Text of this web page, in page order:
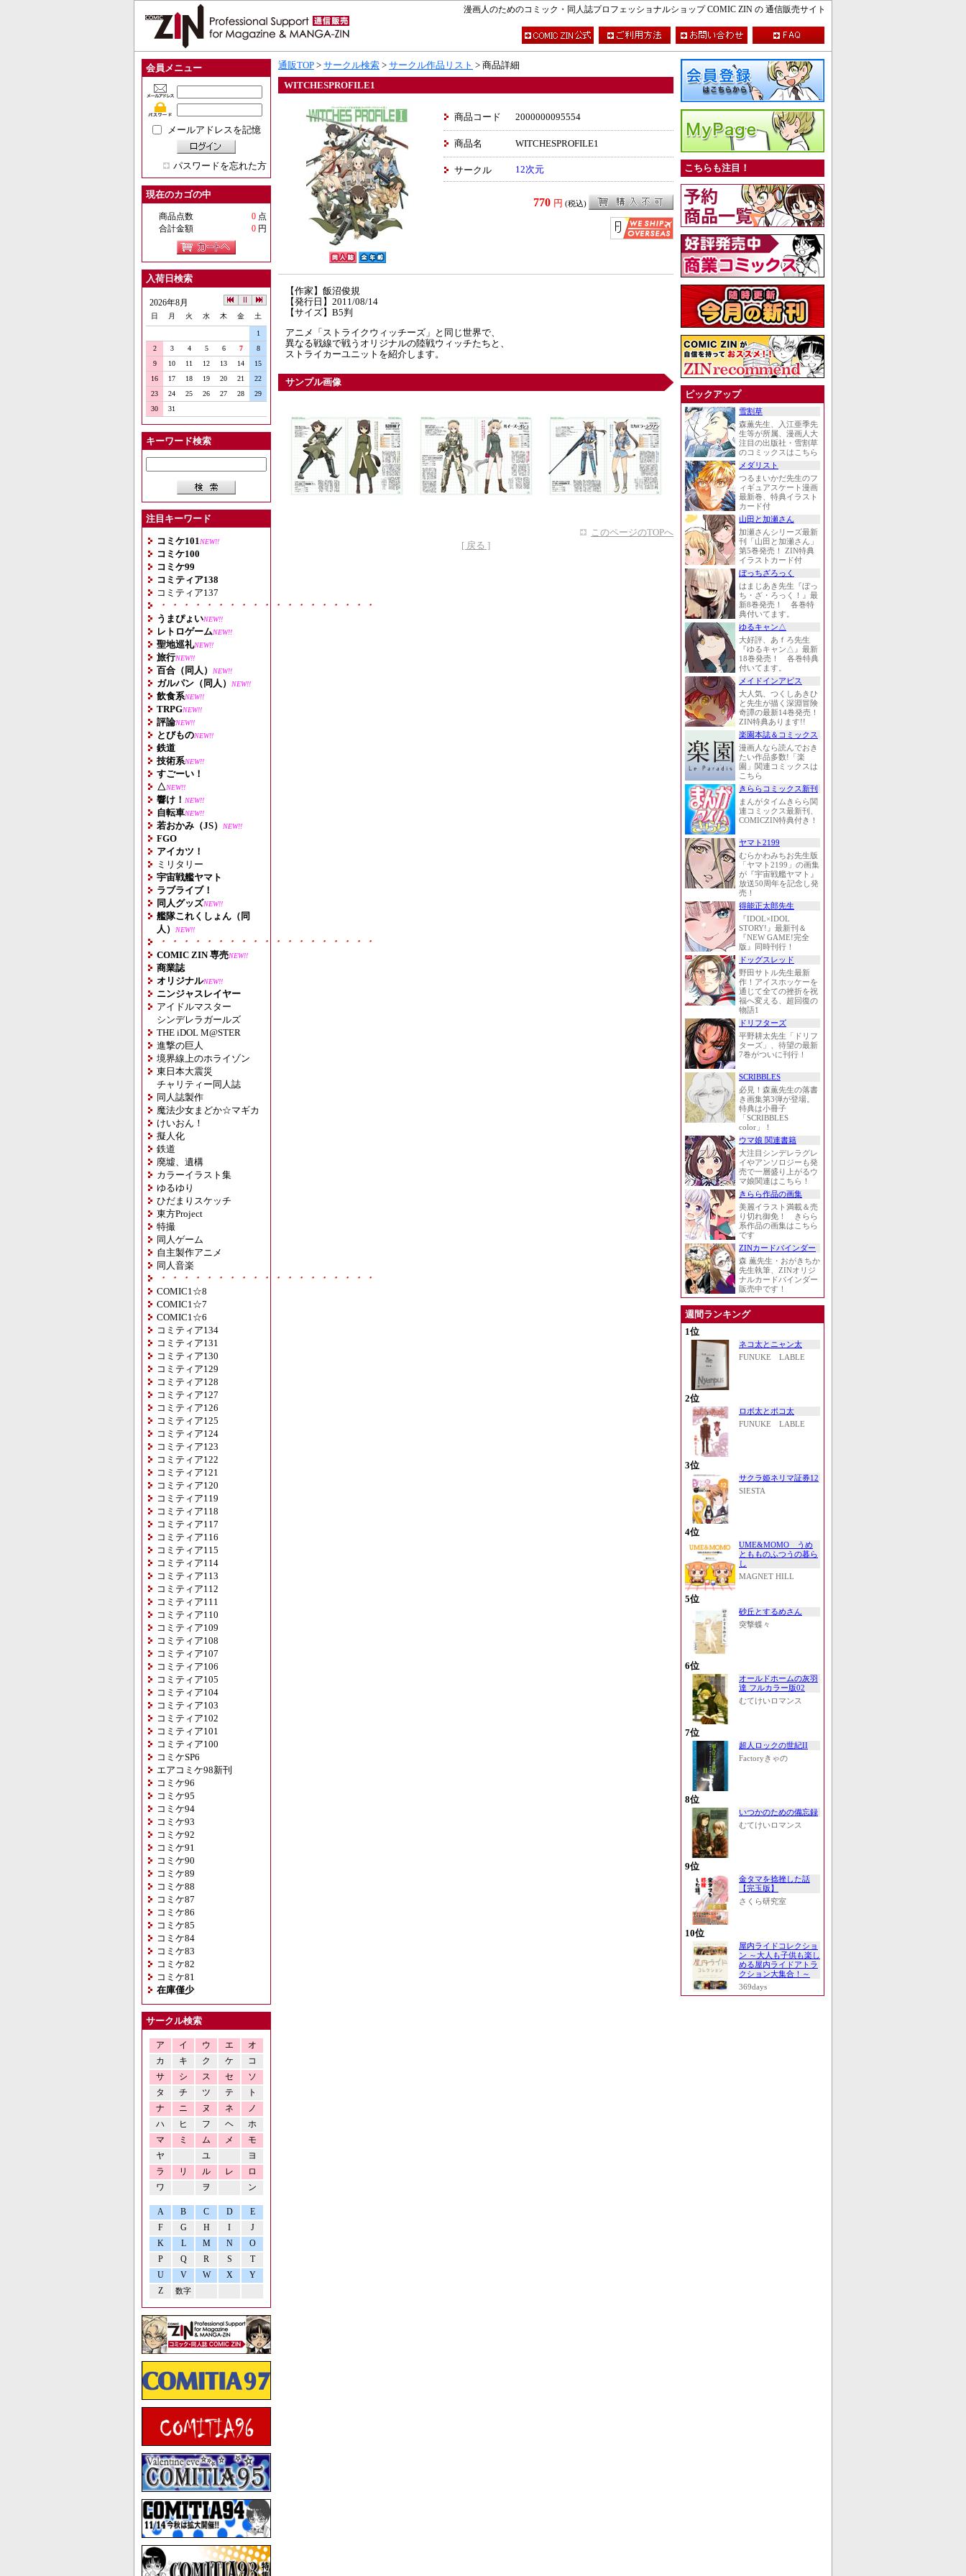
漫画人のためのコミック・同人誌プロフェッショナルショップ COMIC ZIN の 通信販売サイト
会員メニュー
メールアドレスを記憶
パスワードを忘れた方
現在のカゴの中
商品点数 0 点
合計金額
0 円
入荷日検索
2026年8月
日 月 火 水 木 金 土
1
2
3 4 5 6 7
8
9
10 11 12 13 14
15
16
17 18 19 20 21
22
23
24 25 26 27 28
29
30
31
キーワード検索
注目キーワード
コミケ101 NEW!!
コミケ100
コミケ99
コミティア138
コミティア137
・・・・・・・・・・・・・・・・・・・
うまぴょいNEW!!
レトロゲームNEW!!
聖地巡礼NEW!!
旅行NEW!!
百合（同人） NEW!!
ガルパン（同人） NEW!!
飲食系NEW!!
TRPGNEW!!
評論NEW!!
とびものNEW!!
鉄道
技術系NEW!!
すごーい！
△NEW!!
響け！ NEW!!
自転車NEW!!
若おかみ（JS） NEW!!
FGO
アイカツ！
ミリタリー
宇宙戦艦ヤマト
ラブライブ！
同人グッズNEW!!
艦隊これくしょん（同
人）
NEW!!
・・・・・・・・・・・・・・・・・・・
COMIC ZIN 専売NEW!!
商業誌
オリジナルNEW!!
ニンジャスレイヤー
アイドルマスター
シンデレラガールズ
THE iDOL M@STER
進撃の巨人
境界線上のホライゾン
東日本大震災
チャリティー同人誌
同人誌製作
魔法少女まどか☆マギカ
けいおん！
擬人化
鉄道
廃墟、遺構
カラーイラスト集
ゆるゆり
ひだまりスケッチ
東方Project
特撮
同人ゲーム
自主製作アニメ
同人音楽
・・・・・・・・・・・・・・・・・・・
COMIC1☆8
COMIC1☆7
COMIC1☆6
コミティア134
コミティア131
コミティア130
コミティア129
コミティア128
コミティア127
コミティア126
コミティア125
コミティア124
コミティア123
コミティア122
コミティア121
コミティア120
コミティア119
コミティア118
コミティア117
コミティア116
コミティア115
コミティア114
コミティア113
コミティア112
コミティア111
コミティア110
コミティア109
コミティア108
コミティア107
コミティア106
コミティア105
コミティア104
コミティア103
コミティア102
コミティア101
コミティア100
コミケSP6
エアコミケ98新刊
コミケ96
コミケ95
コミケ94
コミケ93
コミケ92
コミケ91
コミケ90
コミケ89
コミケ88
コミケ87
コミケ86
コミケ85
コミケ84
コミケ83
コミケ82
コミケ81
在庫僅少
サークル検索
ア イ ウ エ
オ
カ
キ ク ケ
コ
サ
シ ス セ
ソ
タ
チ ツ テ
ト
ナ
ニ ヌ ネ
ノ
ハ
ヒ フ ヘ
ホ
マ
ミ ム メ
モ
ヤ
ユ
ヨ
ラ
リ ル レ
ロ
ワ
ヲ ン
A B C D
E
F
G H I
J
K
L M N
O
P
Q R S
T
U
V W X
Y
Z
数字
通販TOP > サークル検索 > サークル作品リスト > 商品詳細
WITCHESPROFILE1
商品コード 2000000095554
商品名 WITCHESPROFILE1
サークル 12次元
770 円 (税込)
【作家】飯沼俊規
【発行日】2011/08/14
【サイズ】B5判
アニメ「ストライクウィッチーズ」と同じ世界で、
異なる戦線で戦うオリジナルの陸戦ウィッチたちと、
ストライカーユニットを紹介します。
サンプル画像
このページのTOPへ
[ 戻る ]
こちらも注目！
ピックアップ
雪割草
森薫先生、入江亜季先
生等が所属、漫画人大
注目の出版社・雪割草
のコミックスはこちら
メダリスト
つるまいかだ先生のフ
ィギュアスケート漫画
最新巻、特典イラスト
カード付
山田と加瀬さん
加瀬さんシリーズ最新
刊「山田と加瀬さん」
第5巻発売！ ZIN特典
イラストカード付
ぼっちざろっく
はまじあき先生『ぼっ
ち・ざ・ろっく！』最
新8巻発売！ 各巻特
典付いてます。
ゆるキャン△
大好評、あｆろ先生
『ゆるキャン△』最新
18巻発売！ 各巻特典
付いてます。
メイドインアビス
大人気、つくしあきひ
と先生が描く深淵冒険
奇譚の最新14巻発売！
ZIN特典あります!!
楽園本誌＆コミックス
漫画人なら読んでおき
たい作品多数!「楽
園」関連コミックスは
こちら
きららコミックス新刊
まんがタイムきらら関
連コミックス最新刊、
COMICZIN特典付き！
ヤマト2199
むらかわみちお先生版
「ヤマト2199」の画集
が『宇宙戦艦ヤマト』
放送50周年を記念し発
売！
得能正太郎先生
『IDOL×IDOL
STORY!』最新刊＆
『NEW GAME!完全
版』同時刊行！
ドッグスレッド
野田サトル先生最新
作！アイスホッケーを
通じて全ての挫折を祝
福へ変える、超回復の
物語1
ドリフターズ
平野耕太先生「ドリフ
ターズ」、待望の最新
7巻がついに刊行！
SCRIBBLES
必見！森薫先生の落書
き画集第3弾が登場。
特典は小冊子
「SCRIBBLES
color」！
ウマ娘 関連書籍
大注目シンデレラグレ
イやアンソロジーも発
売で一層盛り上がるウ
マ娘関連はこちら！
きらら作品の画集
美麗イラスト満載＆売
り切れ御免！ きらら
系作品の画集はこちら
です
ZINカードバインダー
森 薫先生・おがきちか
先生執筆、ZINオリジ
ナルカードバインダー
販売中です！
週間ランキング
1位
ネコ太とニャン太
FUNUKE LABLE
2位
ロボ太とポコ太
FUNUKE LABLE
3位
サクラ姫ネリマ証券12
SIESTA
4位
UME&MOMO うめ
ともものふつうの暮ら
し
MAGNET HILL
5位
砂丘とするめさん
突撃蝶々
6位
オールドホームの灰羽
達 フルカラー版02
むてけいロマンス
7位
超人ロックの世紀II
Factoryきゃの
8位
いつかのための備忘録
むてけいロマンス
9位
金タマを捻挫した話
【完玉版】
さくら研究室
10位
屋内ライドコレクショ
ン ～大人も子供も楽し
める屋内ライドアトラ
クション大集合！～
369days